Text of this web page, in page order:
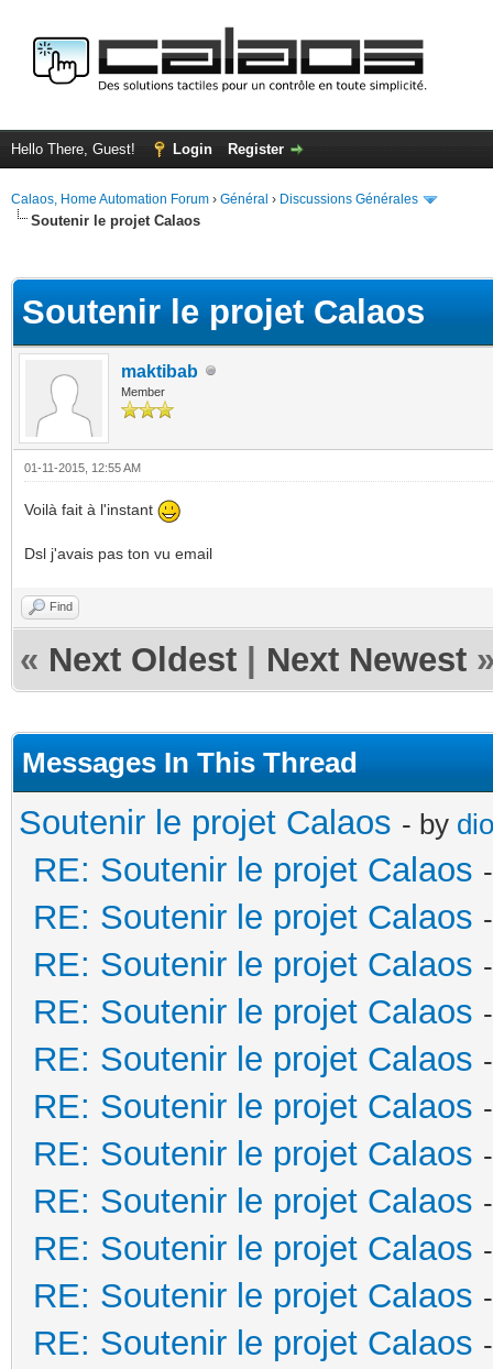
Hello There, Guest! Login Register
Calaos, Home Automation Forum › Général › Discussions Générales
Soutenir le projet Calaos
Soutenir le projet Calaos
maktibab
Member
01-11-2015, 12:55 AM
Voilà fait à l'instant
Dsl j'avais pas ton vu email
Find
« Next Oldest Next Newest
Messages In This Thread
Soutenir le projet Calaos - by
RE: Soutenir le projet Calaos
RE: Soutenir le projet Calaos
RE: Soutenir le projet Calaos
RE: Soutenir le projet Calaos
RE: Soutenir le projet Calaos
RE: Soutenir le projet Calaos
RE: Soutenir le projet Calaos
RE: Soutenir le projet Calaos
RE: Soutenir le projet Calaos
RE: Soutenir le projet Calaos
RE: Soutenir le projet Calaos